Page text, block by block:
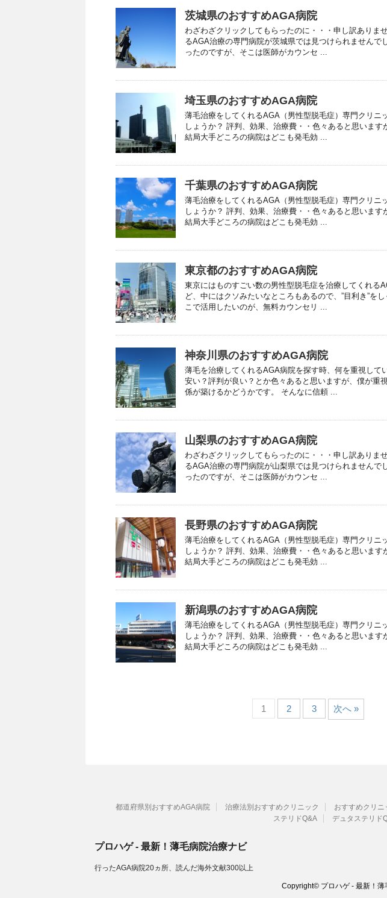
茨城県のおすすめAGA病院
わざわざクリックしてもらったのに・・・申し訳ありま
るAGA治療の専門病院が茨城県では見つけられませんで
ったのですが、そこは医師がカウンセ ...
埼玉県のおすすめAGA病院
薄毛治療をしてくれるAGA（男性型脱毛症）専門クリニ
しょうか？ 評判、効果、治療費・・色々あると思います
結局大手どころの病院はどこも発毛効 ...
千葉県のおすすめAGA病院
薄毛治療をしてくれるAGA（男性型脱毛症）専門クリニ
しょうか？ 評判、効果、治療費・・色々あると思います
結局大手どころの病院はどこも発毛効 ...
東京都のおすすめAGA病院
東京にはものすごい数の男性型脱毛症を治療してくれる
ど、中にはクソみたいなところもあるので、”目利き”を
こで活用したいのが、無料カウンセリ ...
神奈川県のおすすめAGA病院
薄毛を治療してくれるAGA病院を探す時、何を重視して
安い？評判が良い？とか色々あると思いますが、僕が重
係が築けるかどうかです。 そんなに信頼 ...
山梨県のおすすめAGA病院
わざわざクリックしてもらったのに・・・申し訳ありま
るAGA治療の専門病院が山梨県では見つけられませんで
ったのですが、そこは医師がカウンセ ...
長野県のおすすめAGA病院
薄毛治療をしてくれるAGA（男性型脱毛症）専門クリニ
しょうか？ 評判、効果、治療費・・色々あると思います
結局大手どころの病院はどこも発毛効 ...
新潟県のおすすめAGA病院
薄毛治療をしてくれるAGA（男性型脱毛症）専門クリニ
しょうか？ 評判、効果、治療費・・色々あると思います
結局大手どころの病院はどこも発毛効 ...
1 2 3 次へ »
都道府県別おすすめAGA病院 治療法別おすすめクリニック おすすめクリニ
ステリドQ&A
デュタステリド
プロハゲ - 最新！薄毛病院治療ナビ
行ったAGA病院20ヵ所、読んだ海外文献300以上
Copyright© プロハゲ - 最新！